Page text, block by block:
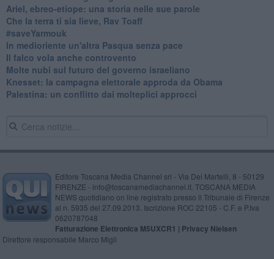
​Ariel, ebreo-etiope: una storia nelle sue parole
Che la terra ti sia lieve, Rav Toaff
​#saveYarmouk
​In medioriente un'altra Pasqua senza pace
​Il falco vola anche controvento
Molte nubi sul futuro del governo israeliano
Knesset: la campagna elettorale approda da Obama
Palestina: un conflitto dai molteplici approcci
Editore Toscana Media Channel srl - Via Dei Martelli, 8 - 50129
FIRENZE - info@toscanamediachannel.it. TOSCANA MEDIA
NEWS quotidiano on line registrato presso il Tribunale di Firenze
al n. 5935 del 27.09.2013. Iscrizione ROC 22105 - C.F. e P.Iva
0620787048
Fatturazione Elettronica M5UXCR1 | Privacy Nielsen
Direttore responsabile Marco Migli